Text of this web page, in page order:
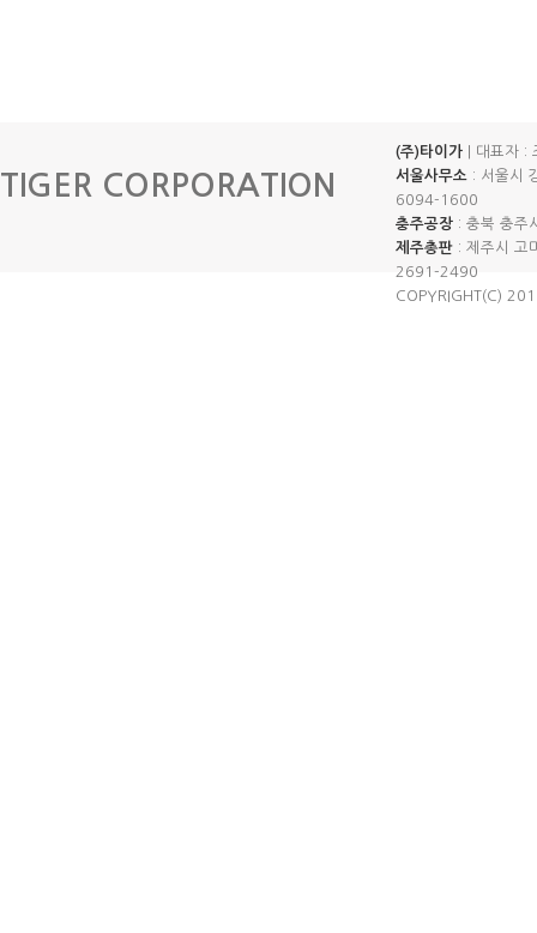
TIGER CORPORATION
(주)타이가 | 대표자 :
서울사무소 : 서울시
6094-1600
충주공장 : 충북 충
제주총판 : 제주시
2691-2490
COPYRIGHT(C)